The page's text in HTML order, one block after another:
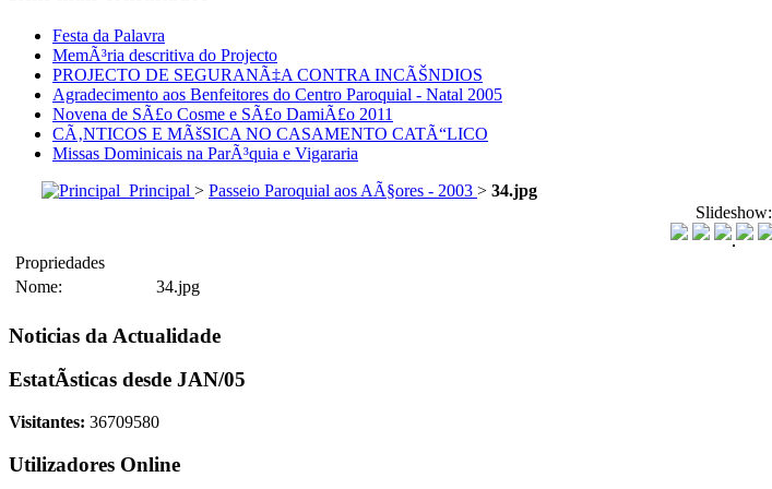
Festa da Palavra
MemÃ³ria descritiva do Projecto
PROJECTO DE SEGURANÃ‡A CONTRA INCÃŠNDIOS
Agradecimento aos Benfeitores do Centro Paroquial - Natal 2005
Novena de SÃ£o Cosme e SÃ£o DamiÃ£o 2011
CÃ‚NTICOS E MÃšSICA NO CASAMENTO CATÃ“LICO
Missas Dominicais na ParÃ³quia e Vigararia
Principal > Passeio Paroquial aos AÃ§ores - 2003 > 34.jpg
Slideshow:
Propriedades
Nome:
34.jpg
Noticias da Actualidade
EstatÃ­sticas desde JAN/05
Visitantes: 36709580
Utilizadores Online